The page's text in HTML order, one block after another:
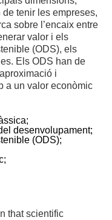
tenir les empreses,
sobre l’encaix entre
valor i els
(ODS), els
Els ODS han de
i
a un valor econòmic
desenvolupament;
(ODS);
that scientific